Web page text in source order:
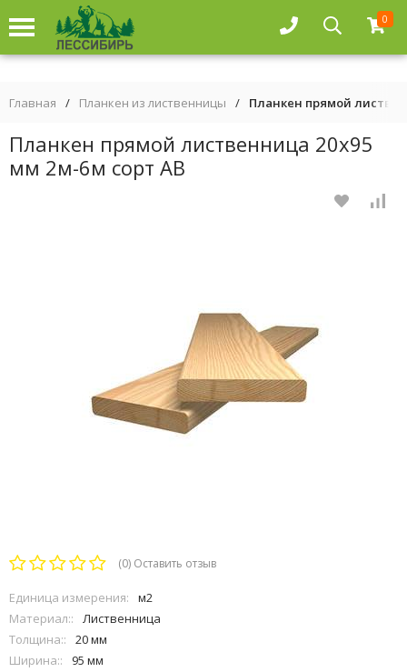
0
Главная / Планкен из лиственницы / Планкен прямой
Планкен прямой лиственница 20х95
мм 2м-6м сорт АВ
(0) Оставить отзыв
Единица измерения:
м2
Материал::
Лиственница
Толщина::
20 мм
Ширина::
95 мм